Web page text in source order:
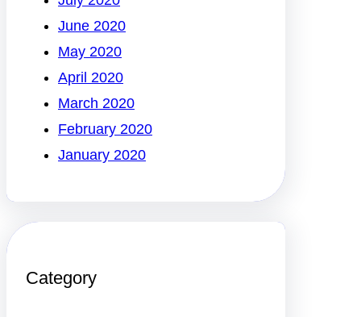
June 2020
May 2020
April 2020
March 2020
February 2020
January 2020
Category